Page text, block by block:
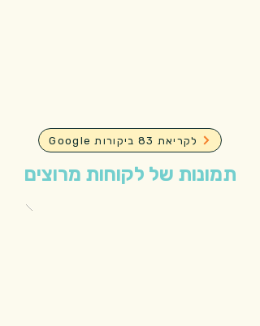
Google לקריאת 83 ביקורות
תמונות של לקוחות מרוצים